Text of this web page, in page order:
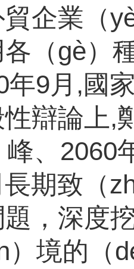
企業（
（gè）
年9月,國
辯論上,
峰、
期致（
，深度
）境的